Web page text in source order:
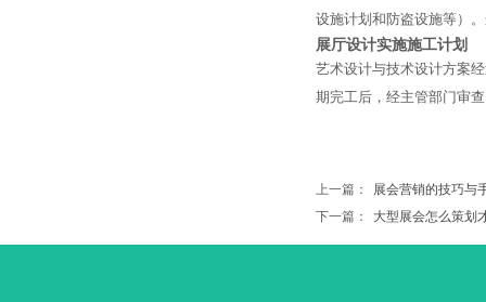
设施计划和防盗设施等）
展厅设计实施施工计划
艺术设计与技术设计方案
期完工后，经主管部门审
上一篇：
展会营销的技巧与
下一篇：
大型展会怎么策划